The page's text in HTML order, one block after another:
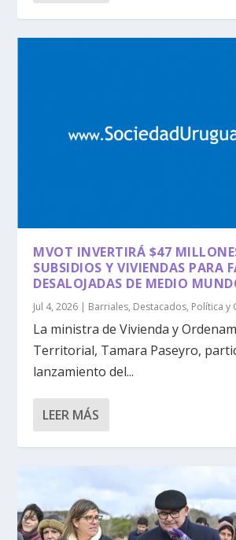
MVOT INVERTIRÁ $47
SUBSIDIOS Y VIVIENDAS PARA
DESALOJADAS DE MEDIO
Jul 4, 2026 | Barriales, Destacados, Política y
La ministra de Vivienda y
Territorial, Tamara Paseyro,
lanzamiento del...
LEER MÁS